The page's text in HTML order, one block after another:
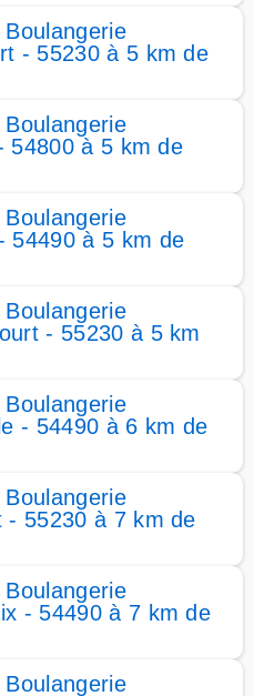
- 55230 à 5 km de
54800 à 5 km de
54490 à 5 km de
- 55230 à 5 km
- 54490 à 6 km de
- 55230 à 7 km de
- 54490 à 7 km de